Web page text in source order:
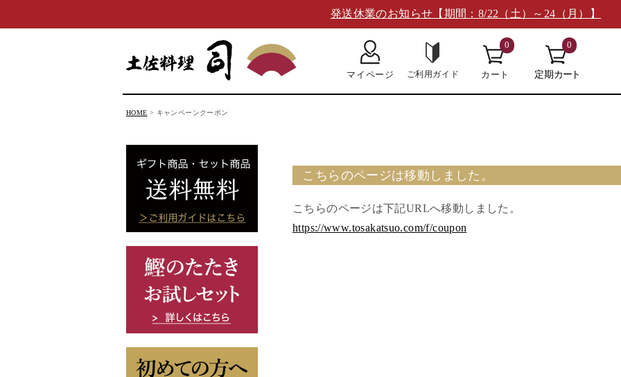
発送休業のお知らせ【期間：8/22（土）～24（月）】
0 0
HOME キャンペーンクーポン
こちらのページは移動しました。
こちらのページは下記URLへ移動しました。
https://www.tosakatsuo.com/f/coupon